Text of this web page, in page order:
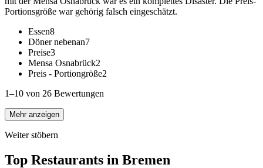
Portionsgröße war gehörig falsch eingeschätzt.
Essen8
Döner nebenan7
Preise3
Mensa Osnabrück2
Preis - Portiongröße2
1–10 von 26 Bewertungen
Mehr anzeigen
Weiter stöbern
Top Restaurants in Bremen